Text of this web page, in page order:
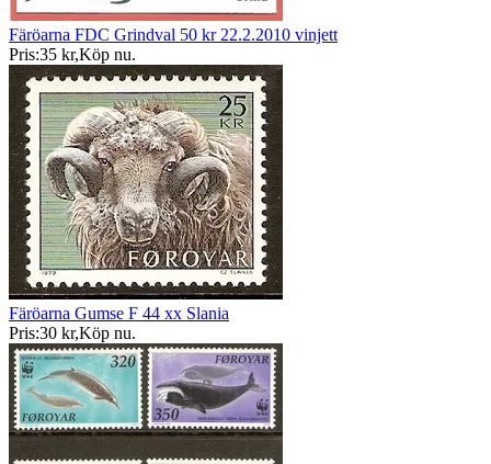
Färöarna FDC Grindval 50 kr 22.2.2010 vinjett
Pris:35 kr,Köp nu.
Färöarna Gumse F 44 xx Slania
Pris:30 kr,Köp nu.